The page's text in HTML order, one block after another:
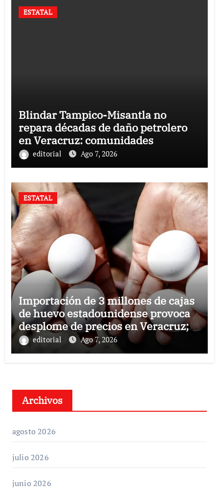
ESTATAL
Blindar Tampico-Misantla no
repara décadas de daño petrolero
en Veracruz: comunidades
editorial Ago 7, 2026
ESTATAL
Importación de 3 millones de cajas
de huevo estadounidense provoca
desplome de precios en Veracruz;
llaman a consumir local
editorial Ago 7, 2026
Archivos
agosto 2026
julio 2026
junio 2026